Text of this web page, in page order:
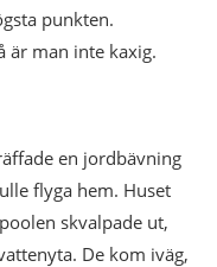
punkten.
är man inte kaxig.
en jordbävning
flyga hem. Huset
skvalpade ut,
De kom iväg,